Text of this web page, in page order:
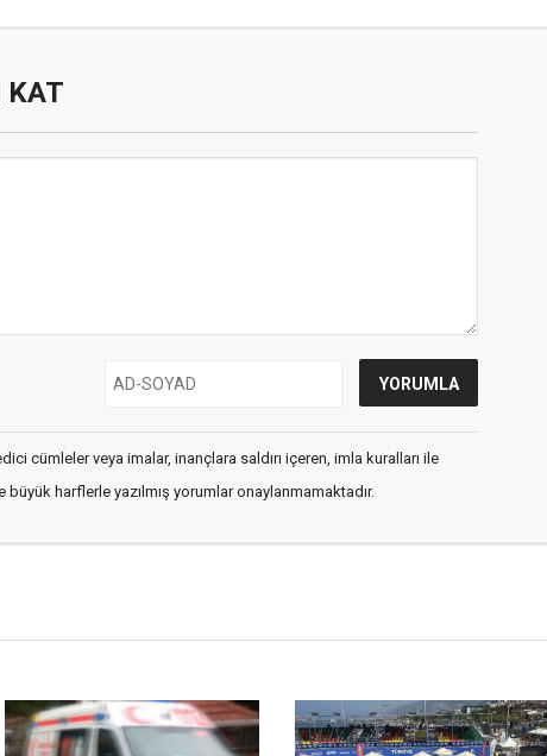
KAT
cümleler veya imalar, inançlara saldırı içeren, imla kuralları ile
büyük harflerle yazılmış yorumlar onaylanmamaktadır.